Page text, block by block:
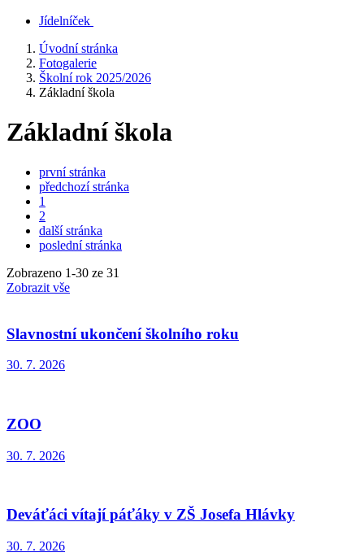
Jídelníček
Úvodní stránka
Fotogalerie
Školní rok 2025/2026
Základní škola
Základní škola
první stránka
předchozí stránka
1
2
další stránka
poslední stránka
Zobrazeno 1-30 ze 31
Zobrazit vše
Slavnostní ukončení školního roku
30. 7. 2026
ZOO
30. 7. 2026
Deváťáci vítají páťáky v ZŠ Josefa Hlávky
30. 7. 2026